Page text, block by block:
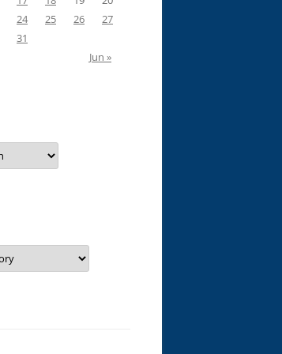
24 25 26
27
31
Jun »